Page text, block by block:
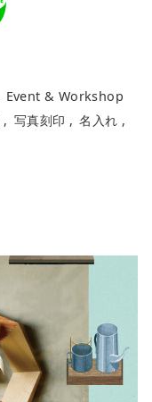
Event & Workshop
写真刻印
名入れ